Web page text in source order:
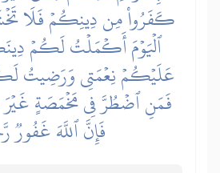
كَفَرُواْ مِن دِينِكُمۡ فَلَا
ٱلۡيَوۡمَ أَكۡمَلۡتُ لَكُمۡ
عَلَيۡكُمۡ نِعۡمَتِي وَرَضِيتُ
فَمَنِ ٱضۡطُرَّ فِي مَخۡمَصَةٍ
فَإِنَّ ٱللَّهَ غَفُورٞ